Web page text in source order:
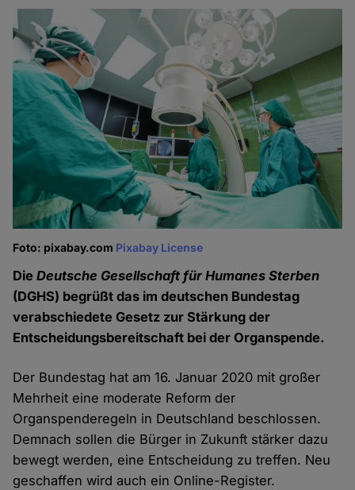
Foto: pixabay.com Pixabay License
DieDeutsche Gesellschaft für Humanes Sterben
(DGHS) begrüßt das im deutschen Bundestag
verabschiedete Gesetz zur Stärkung der
Entscheidungsbereitschaft bei der Organspende.
Der Bundestag hat am 16. Januar 2020 mit großer
Mehrheit eine moderate Reform der
Organspenderegeln in Deutschland beschlossen.
Demnach sollen die Bürger in Zukunft stärker dazu
bewegt werden, eine Entscheidung zu treffen. Neu
geschaffen wird auch ein Online-Register.